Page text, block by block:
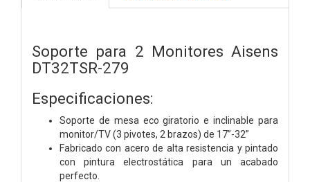
Soporte para 2 Monitores Aisens
DT32TSR-279
Especificaciones:
Soporte de mesa eco giratorio e inclinable para
monitor/TV (3 pivotes, 2 brazos) de 17”-32”
Fabricado con acero de alta resistencia y pintado
con pintura electrostática para un acabado
perfecto.